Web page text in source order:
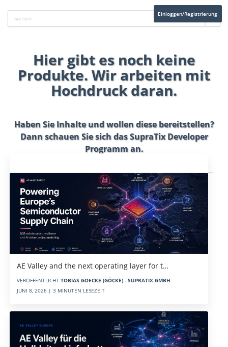
Einloggen/Registrierung
Hier gibt es noch keine
Produkte. Wir arbeiten mit
Hochdruck daran.
Haben Sie Inhalte und wollen diese bereitstellen?
Dann schauen Sie sich dasSupraTix Developer
Programman.
AE Valley and the next operating layer for t…
VERÖFFENTLICHT TOBIAS GOECKE (GÖCKE) - SUPRATIX GMBH
JUNI 8, 2026 | 3 MINUTEN LESEZEIT